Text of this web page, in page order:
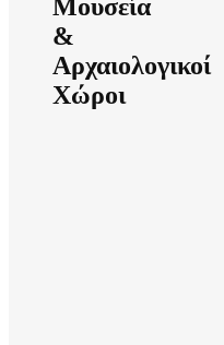
Μουσεία
&
Αρχαιολογικοί
Χώροι